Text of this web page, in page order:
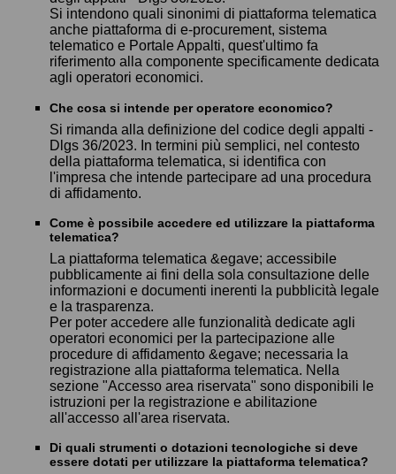
Si intendono quali sinonimi di piattaforma telematica
anche piattaforma di e-procurement, sistema
telematico e Portale Appalti, quest'ultimo fa
riferimento alla componente specificamente dedicata
agli operatori economici.
Che cosa si intende per operatore economico?
Si rimanda alla definizione del codice degli appalti -
Dlgs 36/2023. In termini più semplici, nel contesto
della piattaforma telematica, si identifica con
l'impresa che intende partecipare ad una procedura
di affidamento.
Come è possibile accedere ed utilizzare la piattaforma
telematica?
La piattaforma telematica &egave; accessibile
pubblicamente ai fini della sola consultazione delle
informazioni e documenti inerenti la pubblicità legale
e la trasparenza.
Per poter accedere alle funzionalità dedicate agli
operatori economici per la partecipazione alle
procedure di affidamento &egave; necessaria la
registrazione alla piattaforma telematica. Nella
sezione "Accesso area riservata" sono disponibili le
istruzioni per la registrazione e abilitazione
all'accesso all'area riservata.
Di quali strumenti o dotazioni tecnologiche si deve
essere dotati per utilizzare la piattaforma telematica?